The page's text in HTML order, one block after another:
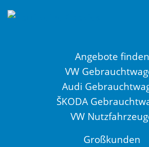
Angebote finden
VW
Audi
ŠKODA
VW
Großkunden